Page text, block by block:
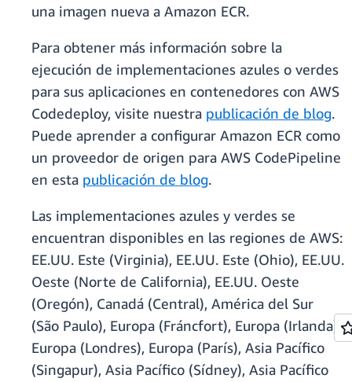
una imagen nueva a Amazon ECR.
Para obtener más información sobre la
ejecución de implementaciones azules o verdes
para sus aplicaciones en contenedores con AWS
Codedeploy, visite nuestra publicación de blog.
Puede aprender a configurar Amazon ECR como
un proveedor de origen para AWS CodePipeline
en esta publicación de blog.
Las implementaciones azules y verdes se
encuentran disponibles en las regiones de AWS:
EE.UU. Este (Virginia), EE.UU. Este (Ohio), EE.UU.
Oeste (Norte de California), EE.UU. Oeste
(Oregón), Canadá (Central), América del Sur
(São Paulo), Europa (Fráncfort), Europa (Irlanda),
Europa (Londres), Europa (París), Asia Pacífico
(Singapur), Asia Pacífico (Sídney), Asia Pacífico